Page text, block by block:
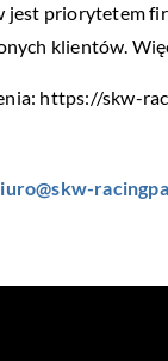
priorytetem
klientów.
https://skw-